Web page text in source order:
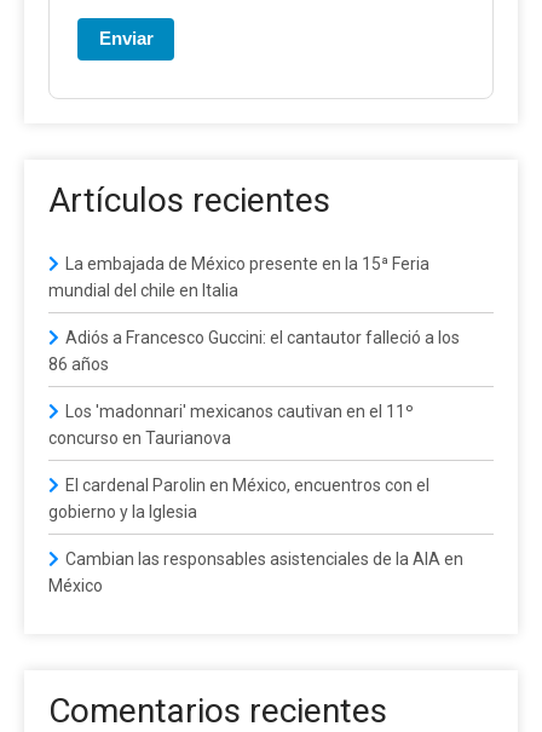
Enviar
Artículos recientes
La embajada de México presente en la 15ª Feria
mundial del chile en Italia
Adiós a Francesco Guccini: el cantautor falleció a los
86 años
Los 'madonnari' mexicanos cautivan en el 11º
concurso en Taurianova
El cardenal Parolin en México, encuentros con el
gobierno y la Iglesia
Cambian las responsables asistenciales de la AIA en
México
Comentarios recientes